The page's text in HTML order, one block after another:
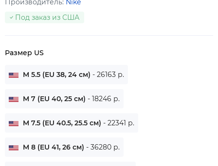
Производитель: Nike
Под заказ из США
Размер US
M 5.5 (EU 38, 24 см) - 26163 р.
M 7 (EU 40, 25 см) - 18246 р.
M 7.5 (EU 40.5, 25.5 см) - 22341 р.
M 8 (EU 41, 26 см) - 36280 р.